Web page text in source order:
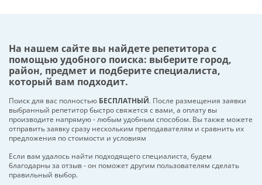
На нашем сайте вы найдете репетитора с
помощью удобного поиска: выберите город,
район, предмет и подберите специалиста,
который вам подходит.
Поиск для вас полностью БЕСПЛАТНЫЙ. После размещения заявки
выбранный репетитор быстро свяжется с вами, а оплату вы
производите напрямую - любым удобным способом. Вы также можете
отправить заявку сразу нескольким преподавателям и сравнить их
предложения по стоимости и условиям
Если вам удалось найти подходящего специалиста, будем
благодарны за отзыв - он поможет другим пользователям сделать
правильный выбор.